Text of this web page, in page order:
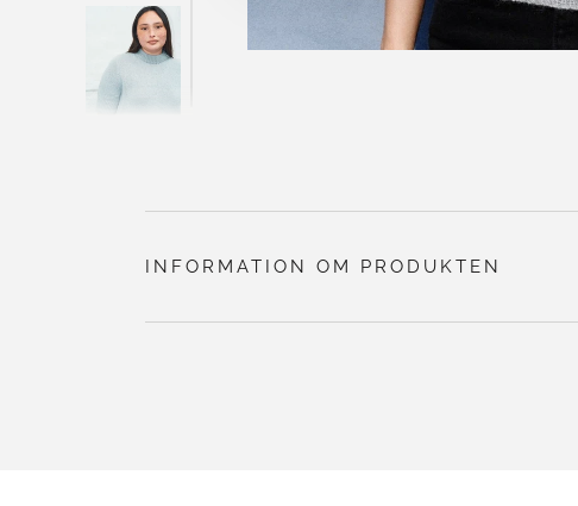
INFORMATION OM PRODUKTEN